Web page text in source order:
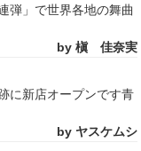
弾」で世界各地の舞曲
by 槇 佳奈実
に新店オープンです青
by ヤスケムシ